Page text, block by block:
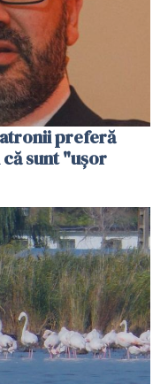
preferă
sunt "uşor